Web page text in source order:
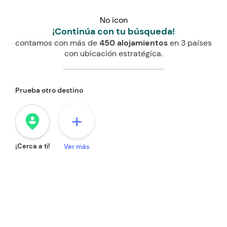
No icon
¡Continúa con tu búsqueda!
contamos con más de450 alojamientosen 3 países
con ubicación estratégica.
Prueba otro destino
person_pin_circle
¡Cerca a ti!
+
Ver más